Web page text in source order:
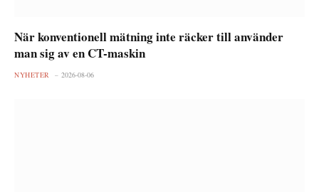
När konventionell mätning inte räcker till använder
man sig av en CT-maskin
NYHETER 2026-08-06